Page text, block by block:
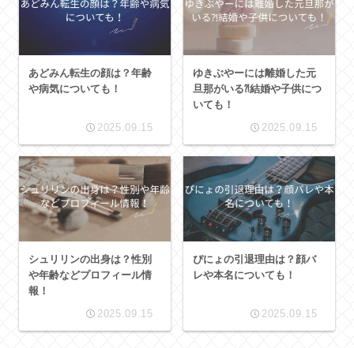
あどみん転生の顔は？年齢
や病気についても！
2025.09.15
ゆきぶやーには離婚した元
旦那がいる⁈結婚や子供につ
いても！
2025.09.15
シュリリンの出身は？性別
や年齢などプロフィール情
報！
2025.09.15
ぴにょの引退理由は？顔バ
レや本名についても！
2025.09.15